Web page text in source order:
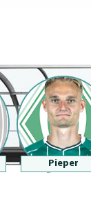
Pieper